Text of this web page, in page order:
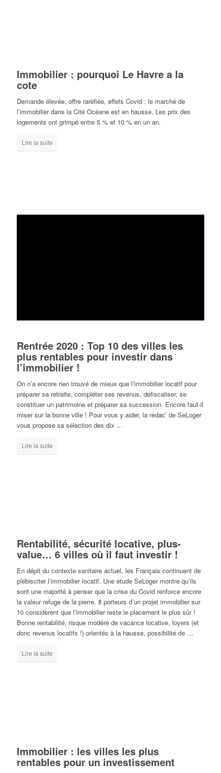
Immobilier : pourquoi Le Havre a la
cote
Demande élevée, offre raréfiée, effets Covid : le marché de
l’immobilier dans la Cité Océane est en hausse. Les prix des
logements ont grimpé entre 5 % et 10 % en un an.
Lire la suite
Rentrée 2020 : Top 10 des villes les
plus rentables pour investir dans
l’immobilier !
On n’a encore rien trouvé de mieux que l’immobilier locatif pour
préparer sa retraite, compléter ses revenus, défiscaliser, se
constituer un patrimoine et préparer sa succession. Encore faut-il
miser sur la bonne ville ! Pour vous y aider, la rédac’ de SeLoger
vous propose sa sélection des dix …
Lire la suite
Rentabilité, sécurité locative, plus-
value… 6 villes où il faut investir !
En dépit du contexte sanitaire actuel, les Français continuent de
plébisciter l’immobilier locatif. Une étude SeLoger montre qu’ils
sont une majorité à penser que la crise du Covid renforce encore
la valeur refuge de la pierre. 8 porteurs d’un projet immobilier sur
10 considèrent que l’immobilier reste le placement le plus sûr !
Bonne rentabilité, risque modéré de vacance locative, loyers (et
donc revenus locatifs !) orientés à la hausse, possibilité de …
Lire la suite
Immobilier : les villes les plus
rentables pour un investissement